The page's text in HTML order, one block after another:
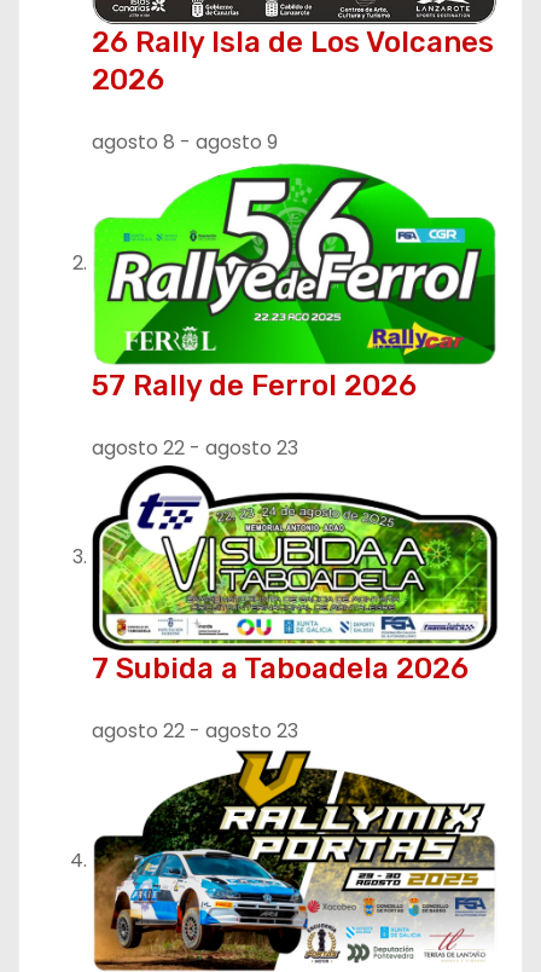
26 Rally Isla de Los Volcanes
2026
agosto 8 - agosto 9
57 Rally de Ferrol 2026
agosto 22 - agosto 23
7 Subida a Taboadela 2026
agosto 22 - agosto 23